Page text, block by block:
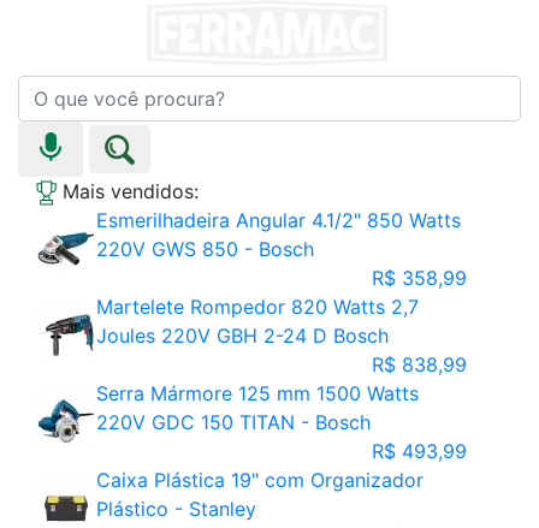
Mais vendidos:
Esmerilhadeira Angular 4.1/2" 850 Watts
220V GWS 850 - Bosch
R$ 358,99
Martelete Rompedor 820 Watts 2,7
Joules 220V GBH 2-24 D Bosch
R$ 838,99
Serra Mármore 125 mm 1500 Watts
220V GDC 150 TITAN - Bosch
R$ 493,99
Caixa Plástica 19" com Organizador
Plástico - Stanley